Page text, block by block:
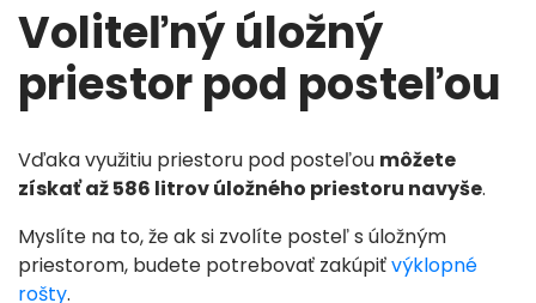
Voliteľný úložný
priestor pod posteľou
Vďaka využitiu priestoru pod posteľou môžete
získať až 586 litrov úložného priestoru navyše.
Myslíte na to, že ak si zvolíte posteľ s úložným
priestorom, budete potrebovať zakúpiťvýklopné
rošty.